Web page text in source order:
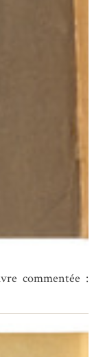
commentée :